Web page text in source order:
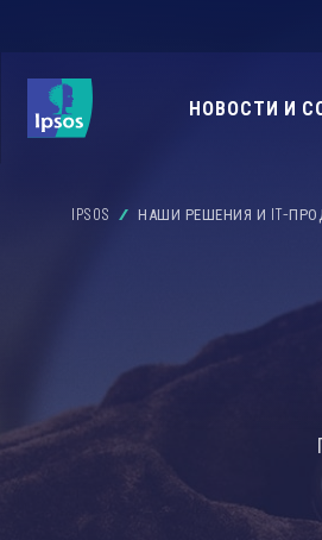
НОВОСТИ И
IPSOS НАШИ РЕШЕНИЯ И IT-